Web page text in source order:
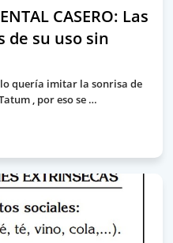
CASERO: Las
de su uso sin
quería imitar la sonrisa de
, por eso se …